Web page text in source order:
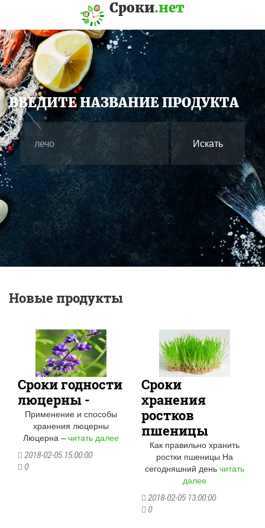
Сроки.нет
ВВЕДИТЕ НАЗВАНИЕ ПРОДУКТА
Новые продукты
Сроки годности
люцерны -
Применение и способы
хранения люцерны
Люцерна –читать далее
2018-02-05 15:00:00
0
Сроки
хранения
ростков
пшеницы
Как правильно хранить
ростки пшеницы На
сегодняшний деньчитать
далее
2018-02-05 13:00:00
0